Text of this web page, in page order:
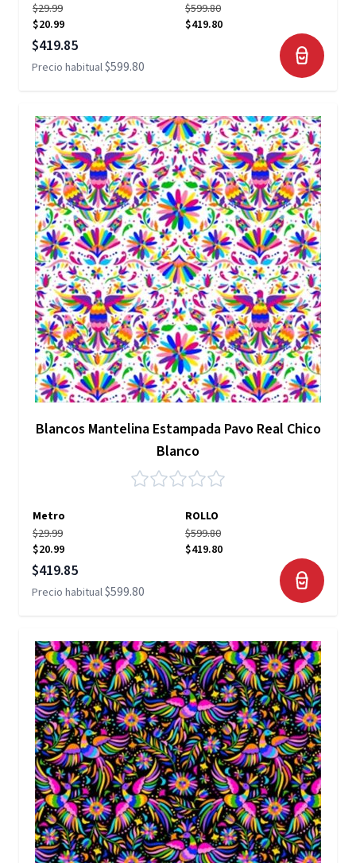
$29.99
$20.99
$599.80
$419.80
Precio especial
$419.85
Precio habitual$599.80
Blancos Mantelina Estampada Pavo Real Chico
Blanco
Metro
ROLLO
$29.99
$20.99
$599.80
$419.80
Precio especial
$419.85
Precio habitual$599.80